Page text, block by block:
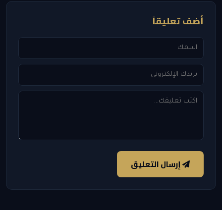
أضف تعليقاً
إرسال التعليق